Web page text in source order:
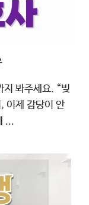
지 봐주세요. “빚
이제 감당이 안
...